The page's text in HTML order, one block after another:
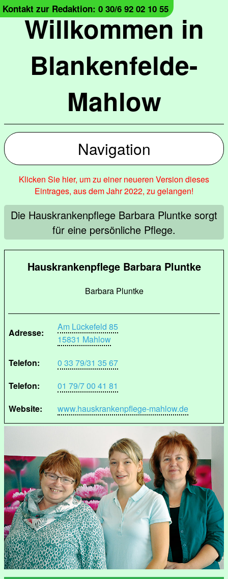
Willkommen in
Blankenfelde-
Mahlow
Kontakt zur Redaktion: 0 30/6 92 02 10 55
Navigation
Klicken Sie hier, um zu einer neueren Version dieses
Eintrages, aus dem Jahr 2022, zu gelangen!
Die Hauskrankenpflege Barbara Pluntke sorgt
für eine persönliche Pflege.
Hauskrankenpflege Barbara Pluntke
Barbara Pluntke
Adresse:
Am Lückefeld 85
15831 Mahlow
Telefon:
0 33 79/31 35 67
Telefon:
01 79/7 00 41 81
Website:
www.hauskrankenpflege-mahlow.de